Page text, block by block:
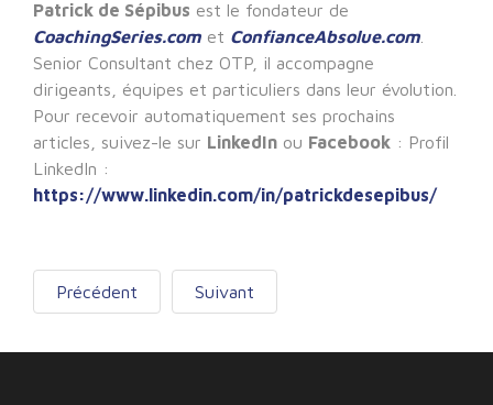
Patrick de Sépibus est le fondateur de
CoachingSeries.com et ConfianceAbsolue.com
Senior Consultant chez OTP, il accompagne
dirigeants, équipes et particuliers dans leur évolution.
Pour recevoir automatiquement ses prochains
articles, suivez-le sur LinkedIn ou Facebook : Profil
LinkedIn :
https://www.linkedin.com/in/patrickdesepibus/
Précédent Suivant